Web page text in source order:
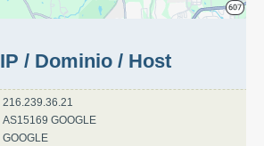
/ Dominio / Host
216.239.36.21
AS15169 GOOGLE
GOOGLE